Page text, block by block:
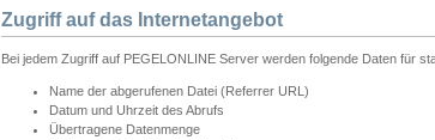
Zugriff auf das Internetangebot
Bei jedem Zugriff auf PEGELONLINE Server werden folgende Daten für
Name der abgerufenen Datei (Referrer URL)
Datum und Uhrzeit des Abrufs
Übertragene Datenmenge